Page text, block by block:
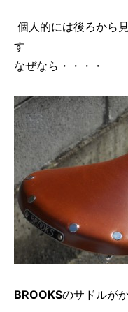
個人的には後ろから
す
なぜなら・・・・
BROOKSのサドルが